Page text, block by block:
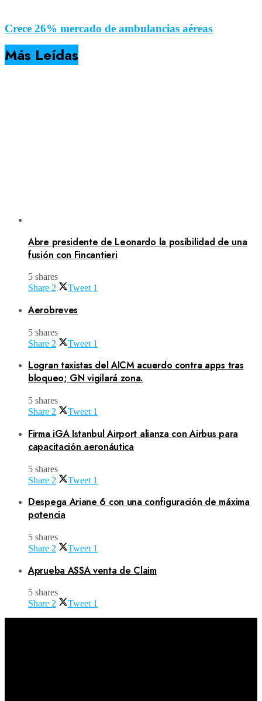
Crece 26% mercado de ambulancias aéreas
Más Leídas
Abre presidente de Leonardo la posibilidad de una
fusión con Fincantieri
5 shares
Share 2 Tweet 1
Aerobreves
5 shares
Share 2 Tweet 1
Logran taxistas del AICM acuerdo contra apps tras
bloqueo; GN vigilará zona.
5 shares
Share 2 Tweet 1
Firma iGA Istanbul Airport alianza con Airbus para
capacitación aeronáutica
5 shares
Share 2 Tweet 1
Despega Ariane 6 con una configuración de máxima
potencia
5 shares
Share 2 Tweet 1
Aprueba ASSA venta de Claim
5 shares
Share 2 Tweet 1